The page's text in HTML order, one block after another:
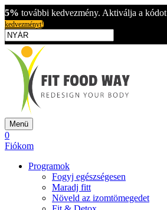
5% további kedvezmény. Aktiválja a kódot
kedvezményt!
Menü
0
Fiókom
Programok
Fogyj egészségesen
Maradj fitt
Növeld az izomtömegedet